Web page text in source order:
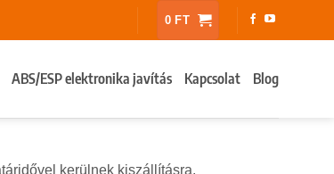
0 FT
ABS/ESP elektronika javítás Kapcsolat Blog
kerülnek kiszállításra.